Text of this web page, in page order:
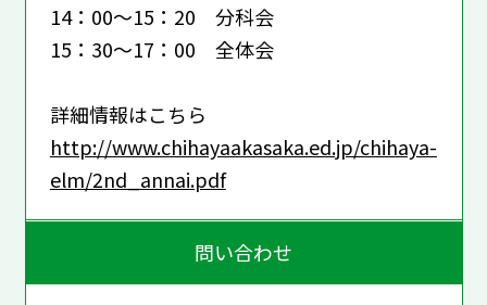
14：00～15：20 分科会
15：30～17：00 全体会
詳細情報はこちら
http://www.chihayaakasaka.ed.jp/chihaya-
elm/2nd_annai.pdf
問い合わせ